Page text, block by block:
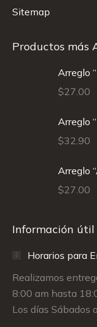
Sitemap
Productos más
Arreglo
$27.00
Arreglo
$32.90
Arreglo
$27.00
Información útil
Horarios para
Realizamos
8:00 am hasta
Los días Sábados